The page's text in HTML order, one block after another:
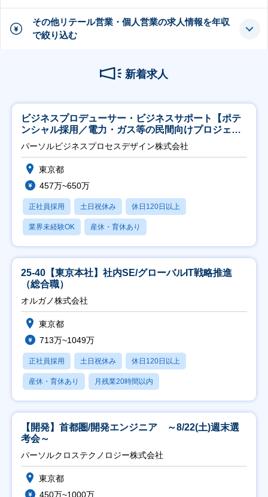
その他リテール営業・個人営業の求人情報を年収
で絞り込む
新着求人
ビジネスプロデューサー・ビジネスサポート【ポテ
ンシャル採用／電力・ガス等の民間向けプロジェク
ト推進】
パーソルビジネスプロセスデザイン株式会社
東京都
457万~650万
正社員採用 土日祝休み 休日120日以上
業界未経験OK 産休・育休あり
25-40【東京本社】社内SE/グローバルIT戦略推進
（総合職）
オルガノ株式会社
東京都
713万~1049万
正社員採用 土日祝休み 休日120日以上
産休・育休あり 月残業20時間以内
【開発】首都圏/開発エンジニア ～8/22(土)週末選
考会～
パーソルクロステクノロジー株式会社
東京都
450万~1000万